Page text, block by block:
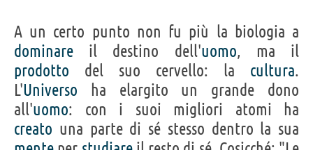
A un certo punto non fu più la biologia a
dominare il destino dell'uomo, ma il
prodotto del suo cervello: la cultura.
L'Universo ha elargito un grande dono
all'uomo: con i suoi migliori atomi ha
creato una parte di sé stesso dentro la sua